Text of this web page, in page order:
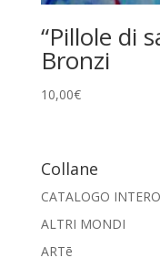
“Pillole di
Bronzi
10,00€
Collane
CATALOGO INTERO
ALTRI MONDI
ARTē